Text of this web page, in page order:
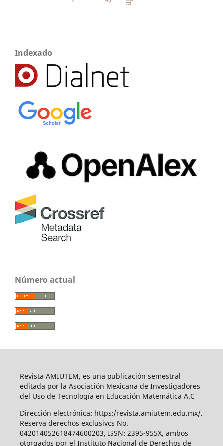
Indexado
Número actual
Revista AMIUTEM, es una publicación semestral
editada por la Asociación Mexicana de Investigadores
del Uso de Tecnología en Educación Matemática A.C
Dirección electrónica: https:/revista.amiutem.edu.mx/.
Reserva derechos exclusivos No.
042014052618474600203, ISSN: 2395-955X, ambos
otorgados por el Instituto Nacional de Derechos de